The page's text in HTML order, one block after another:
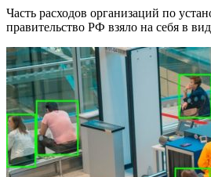
Часть расходов организаций по
правительство РФ взяло на себя в